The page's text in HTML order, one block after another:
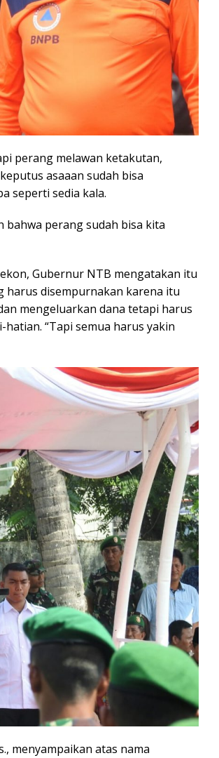
perang melawan ketakutan,
asaaan sudah bisa
seperti sedia kala.
bahwa perang sudah bisa kita
Gubernur NTB mengatakan itu
harus disempurnakan karena itu
mengeluarkan dana tetapi harus
“Tapi semua harus yakin
menyampaikan atas nama